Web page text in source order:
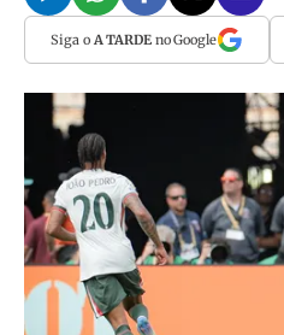
Siga o A TARDEno Google